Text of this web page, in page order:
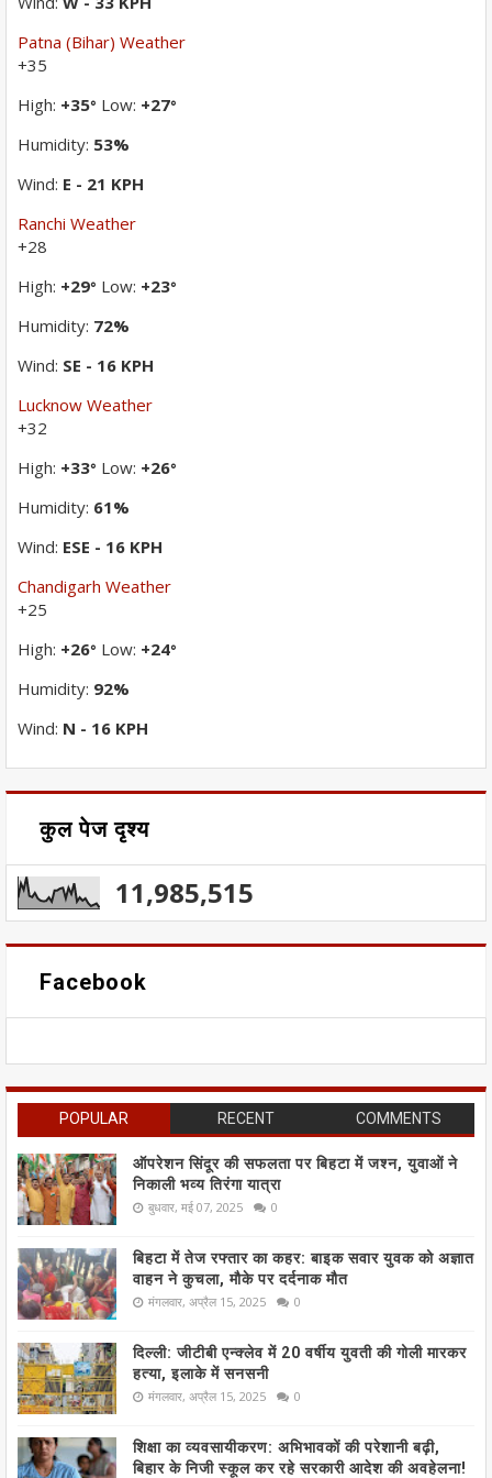
Patna (Bihar) Weather
+35
High: +35° Low: +27°
Humidity: 53%
Wind: E - 21 KPH
Ranchi Weather
+28
High: +29° Low: +23°
Humidity: 72%
Wind: SE - 16 KPH
Lucknow Weather
+32
High: +33° Low: +26°
Humidity: 61%
Wind: ESE - 16 KPH
Chandigarh Weather
+25
High: +26° Low: +24°
Humidity: 92%
Wind: N - 16 KPH
कुल पेज दृश्य
11,985,515
Facebook
POPULAR RECENT COMMENTS
ऑपरेशन सिंदूर की सफलता पर बिहटा में जश्न, युवाओं ने
निकाली भव्य तिरंगा यात्रा
बुधवार, मई 07, 2025 0
बिहटा में तेज रफ्तार का कहर: बाइक सवार युवक को अज्ञात
वाहन ने कुचला, मौके पर दर्दनाक मौत
मंगलवार, अप्रैल 15, 2025 0
दिल्ली: जीटीबी एन्क्लेव में 20 वर्षीय युवती की गोली मारकर
हत्या, इलाके में सनसनी
मंगलवार, अप्रैल 15, 2025 0
शिक्षा का व्यवसायीकरण: अभिभावकों की परेशानी बढ़ी,
बिहार के निजी स्कूल कर रहे सरकारी आदेश की अवहेलना!